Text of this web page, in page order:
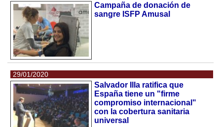
Campaña de donación de
sangre ISFP Amusal
29/01/2020
Salvador Illa ratifica que
España tiene un "firme
compromiso internacional"
con la cobertura sanitaria
universal